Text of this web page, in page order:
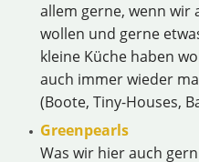
allem gerne, wenn wir
wollen und gerne
kleine Küche haben
auch immer wieder
(Boote, Tiny-Houses,
Greenpearls
Was wir hier auch